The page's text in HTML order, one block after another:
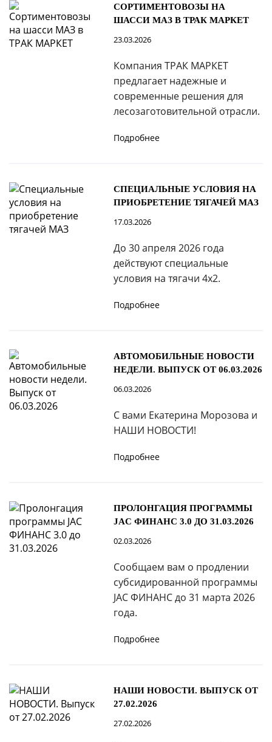
СОРТИМЕНТОВОЗЫ НА
ШАССИ МАЗ В ТРАК МАРКЕТ
23.03.2026
Компания ТРАК МАРКЕТ
предлагает надежные и
современные решения для
лесозаготовительной отрасли.
Подробнее
СПЕЦИАЛЬНЫЕ УСЛОВИЯ НА
ПРИОБРЕТЕНИЕ ТЯГАЧЕЙ МАЗ
17.03.2026
До 30 апреля 2026 года
действуют специальные
условия на тягачи 4х2.
Подробнее
АВТОМОБИЛЬНЫЕ НОВОСТИ
НЕДЕЛИ. ВЫПУСК ОТ 06.03.2026
06.03.2026
С вами Екатерина Морозова и
НАШИ НОВОСТИ!
Подробнее
ПРОЛОНГАЦИЯ ПРОГРАММЫ
JAC ФИНАНС 3.0 ДО 31.03.2026
02.03.2026
Сообщаем вам о продлении
субсидированной программы
JAC ФИНАНС до 31 марта 2026
года.
Подробнее
НАШИ НОВОСТИ. ВЫПУСК ОТ
27.02.2026
27.02.2026